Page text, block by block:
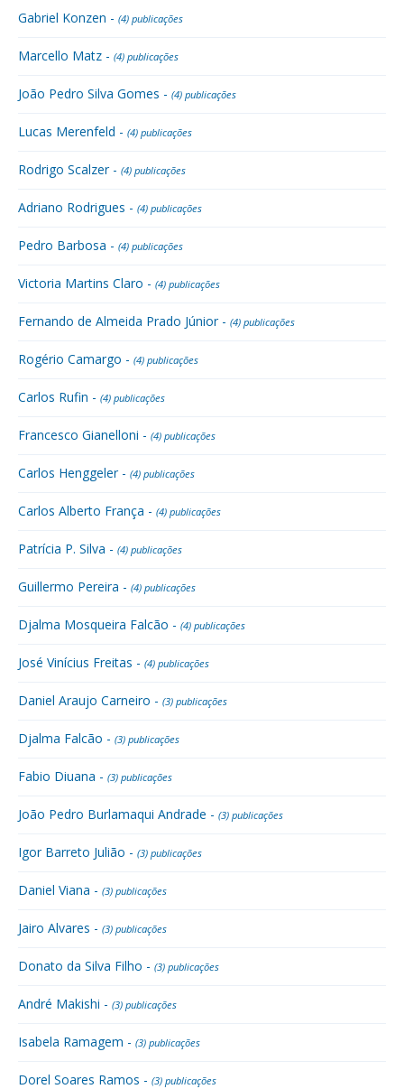
Gabriel Konzen - (4) publicações
Marcello Matz - (4) publicações
João Pedro Silva Gomes - (4) publicações
Lucas Merenfeld - (4) publicações
Rodrigo Scalzer - (4) publicações
Adriano Rodrigues - (4) publicações
Pedro Barbosa - (4) publicações
Victoria Martins Claro - (4) publicações
Fernando de Almeida Prado Júnior - (4) publicações
Rogério Camargo - (4) publicações
Carlos Rufin - (4) publicações
Francesco Gianelloni - (4) publicações
Carlos Henggeler - (4) publicações
Carlos Alberto França - (4) publicações
Patrícia P. Silva - (4) publicações
Guillermo Pereira - (4) publicações
Djalma Mosqueira Falcão - (4) publicações
José Vinícius Freitas - (4) publicações
Daniel Araujo Carneiro - (3) publicações
Djalma Falcão - (3) publicações
Fabio Diuana - (3) publicações
João Pedro Burlamaqui Andrade - (3) publicações
Igor Barreto Julião - (3) publicações
Daniel Viana - (3) publicações
Jairo Alvares - (3) publicações
Donato da Silva Filho - (3) publicações
André Makishi - (3) publicações
Isabela Ramagem - (3) publicações
Dorel Soares Ramos - (3) publicações